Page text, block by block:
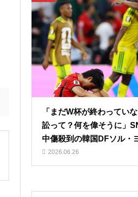
「まだW杯が終わってい
訟って？何を偉そうに」
中傷殺到の韓国DFソル・
2026.06.26